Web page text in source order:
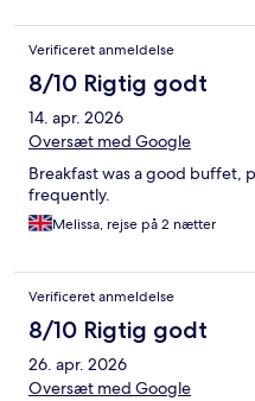
Verificeret anmeldelse
8/10 Rigtig godt
14. apr. 2026
Oversæt med Google
Breakfast was a good buffet,
frequently.
Melissa, rejse på 2 nætter
Verificeret anmeldelse
8/10 Rigtig godt
26. apr. 2026
Oversæt med Google